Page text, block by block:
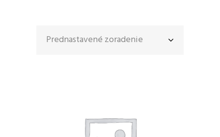
Prednastavené zoradenie